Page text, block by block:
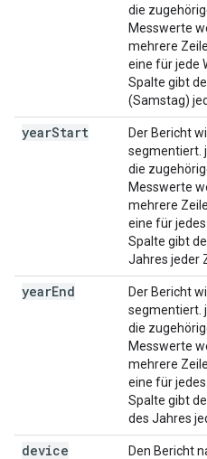
die
Messwerte
mehrere
eine für jede
Spalte gibt
(Samstag)
yearStart
Der Bericht
segmentiert.
die
Messwerte
mehrere
eine für
Spalte gibt
Jahres jeder
yearEnd
Der Bericht
segmentiert.
die
Messwerte
mehrere
eine für
Spalte gibt
des Jahres
device Den Bericht